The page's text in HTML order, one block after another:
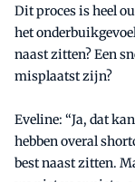
Dit proces is heel
het
naast zitten? Een
misplaatst zijn?
Eveline: “Ja, dat
hebben overal
best naast zitten.